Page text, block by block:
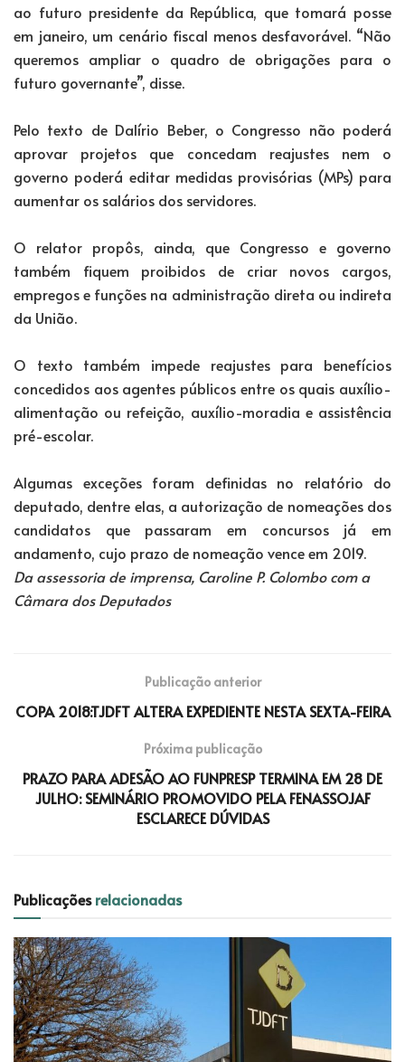
ao futuro presidente da República, que tomará posse
em janeiro, um cenário fiscal menos desfavorável. “Não
queremos ampliar o quadro de obrigações para o
futuro governante”, disse.
Pelo texto de Dalírio Beber, o Congresso não poderá
aprovar projetos que concedam reajustes nem o
governo poderá editar medidas provisórias (MPs) para
aumentar os salários dos servidores.
O relator propôs, ainda, que Congresso e governo
também fiquem proibidos de criar novos cargos,
empregos e funções na administração direta ou indireta
da União.
O texto também impede reajustes para benefícios
concedidos aos agentes públicos entre os quais auxílio-
alimentação ou refeição, auxílio-moradia e assistência
pré-escolar.
Algumas exceções foram definidas no relatório do
deputado, dentre elas, a autorização de nomeações dos
candidatos que passaram em concursos já em
andamento, cujo prazo de nomeação vence em 2019.
Da assessoria de imprensa, Caroline P. Colombo com a
Câmara dos Deputados
Publicação anterior
COPA 2018:TJDFT ALTERA EXPEDIENTE NESTA SEXTA-FEIRA
Próxima publicação
PRAZO PARA ADESÃO AO FUNPRESP TERMINA EM 28 DE
JULHO: SEMINÁRIO PROMOVIDO PELA FENASSOJAF
ESCLARECE DÚVIDAS
Publicaçõesrelacionadas